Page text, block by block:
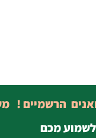
מכם
הרשמיים !